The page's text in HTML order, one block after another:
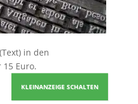
(Text) in den
Euro.
KLEINANZEIGE SCHALTEN